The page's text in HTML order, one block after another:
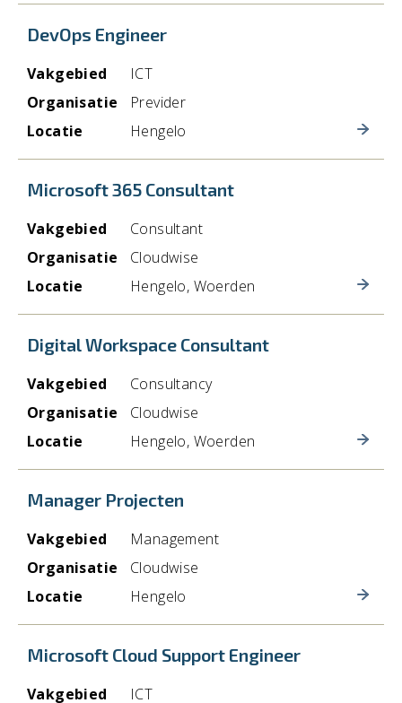
DevOps Engineer
Vakgebied
ICT
Organisatie
Previder
Locatie
Hengelo
Microsoft 365 Consultant
Vakgebied
Consultant
Organisatie
Cloudwise
Locatie
Hengelo, Woerden
Digital Workspace Consultant
Vakgebied
Consultancy
Organisatie
Cloudwise
Locatie
Hengelo, Woerden
Manager Projecten
Vakgebied
Management
Organisatie
Cloudwise
Locatie
Hengelo
Microsoft Cloud Support Engineer
Vakgebied ICT